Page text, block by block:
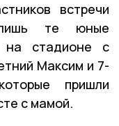
встречи
лишь те юные
на стадионе с
Максим и 7-
пришли
с мамой.